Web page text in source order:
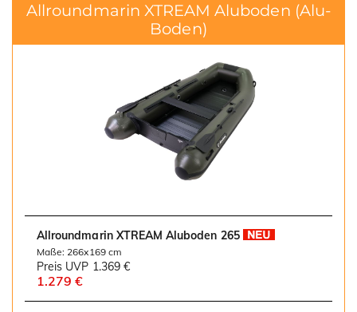
Allroundmarin XTREAM Aluboden (Alu-
Boden)
Allroundmarin XTREAM Aluboden 265
Maße: 266x169 cm
Preis UVP 1.369 €
1.279 €